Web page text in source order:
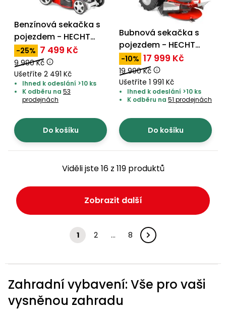
Benzínová sekačka s
pojezdem - HECHT
548 SWE 5 in 1
-25% 7 499 Kč
9 990 Kč
Ušetříte 2 491 Kč
Ihned k odeslání >10 ks
K odběru na 53
prodejnách
Do košíku
Bubnová sekačka s
pojezdem - HECHT
5060
-10% 17 999 Kč
19 990 Kč
Ušetříte 1 991 Kč
Ihned k odeslání >10 ks
K odběru na 51 prodejnách
Do košíku
Viděli jste 16 z 119 produktů
Zobrazit další
1 2 … 8
Zahradní vybavení: Vše pro vaši
vysněnou zahradu